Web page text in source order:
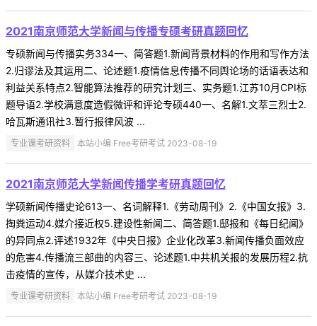
2021南京师范大学新闻与传播专硕考研真题回忆
专硕新闻与传播实务334一、简答题1.新闻背景材料的作用和写作方法
2.归谬法及其运用二、论述题1.疫情信息传播不同舆论场的话语表达和
利益关系特点2.智能算法推荐的研究计划三、实务题1.江苏10月CPI标
题导语2.学校满意度造假微评和评论专硕440一、名解1.文萃三烈士2.
哈瓦斯通讯社3.暂行报律风波 ...
专业课考研资料 本站小编 Free考研考试 2023-08-19
2021南京师范大学新闻传播学考研真题回忆
学硕新闻传播史论613一、名词解释1.《劳动周刊》2.《中国女报》3.
掏粪运动4.媒介接近权5.建设性新闻二、简答题1.邸报和《每日纪闻》
的异同点2.评述1932年《中央日报》企业化改革3.新闻传播负面效应
的危害4.传播流三部曲的内容三、论述题1.中共机关报的发展历程2.抗
击疫情的宣传，从媒介技术史 ...
专业课考研资料 本站小编 Free考研考试 2023-08-19